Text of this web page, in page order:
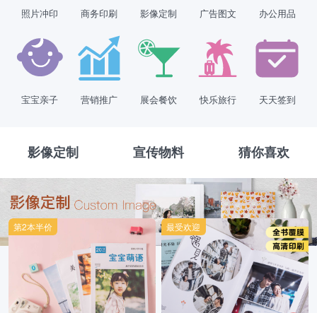
照片冲印 商务印刷 影像定制 广告图文 办公用品
宝宝亲子 营销推广 展会餐饮 快乐旅行 天天签到
影像定制 宣传物料 猜你喜欢
第2本半价 最受欢迎